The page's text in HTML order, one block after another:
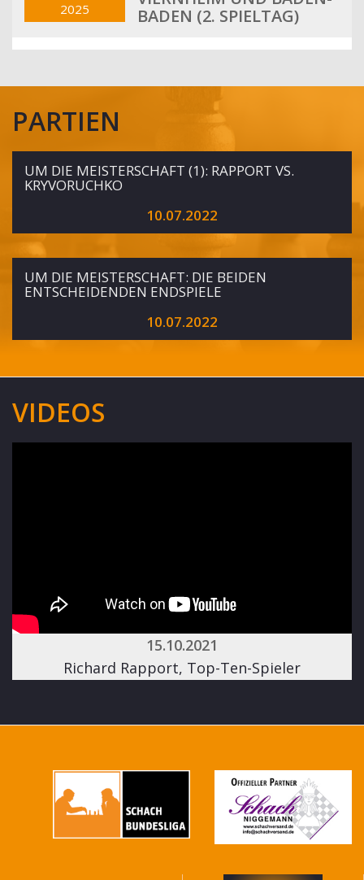
2025
BADEN (2. SPIELTAG)
PARTIEN
UM DIE MEISTERSCHAFT (1): RAPPORT VS.
KRYVORUCHKO
10.07.2022
UM DIE MEISTERSCHAFT: DIE BEIDEN
ENTSCHEIDENDEN ENDSPIELE
10.07.2022
VIDEOS
15.10.2021
Richard Rapport, Top-Ten-Spieler